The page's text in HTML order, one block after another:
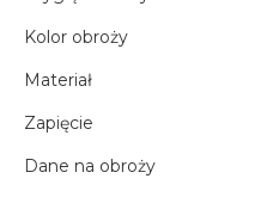
Kolor obroży
Materiał
Zapięcie
Dane na obroży